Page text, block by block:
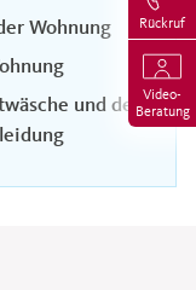
Rückruf
Video-
Beratung
Wohnung
und der